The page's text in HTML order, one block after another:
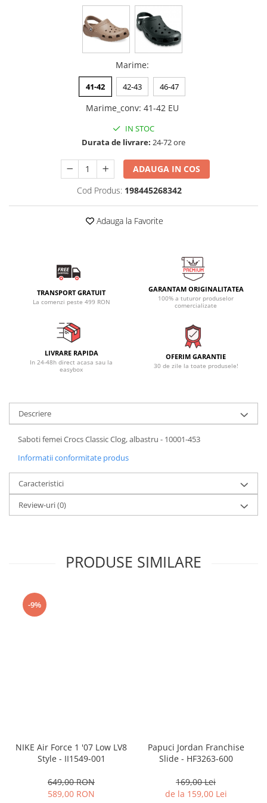
Marime:
41-42 42-43 46-47
Marime_conv: 41-42 EU
IN STOC
Durata de livrare: 24-72 ore
ADAUGA IN COS
Cod Produs: 198445268342
Adauga la Favorite
TRANSPORT GRATUIT
La comenzi peste 499 RON
GARANTAM ORIGINALITATEA
100% a tuturor produselor
comercializate
LIVRARE RAPIDA
In 24-48h direct acasa sau la
easybox
OFERIM GARANTIE
30 de zile la toate produsele!
Descriere
Saboti femei Crocs Classic Clog, albastru - 10001-453
Informatii conformitate produs
Caracteristici
Review-uri(0)
PRODUSE SIMILARE
-9%
NIKE Air Force 1 '07 Low LV8
Style - II1549-001
649,00 RON
589,00 RON
Papuci Jordan Franchise
Slide - HF3263-600
169,00 Lei
de la 159,00 Lei